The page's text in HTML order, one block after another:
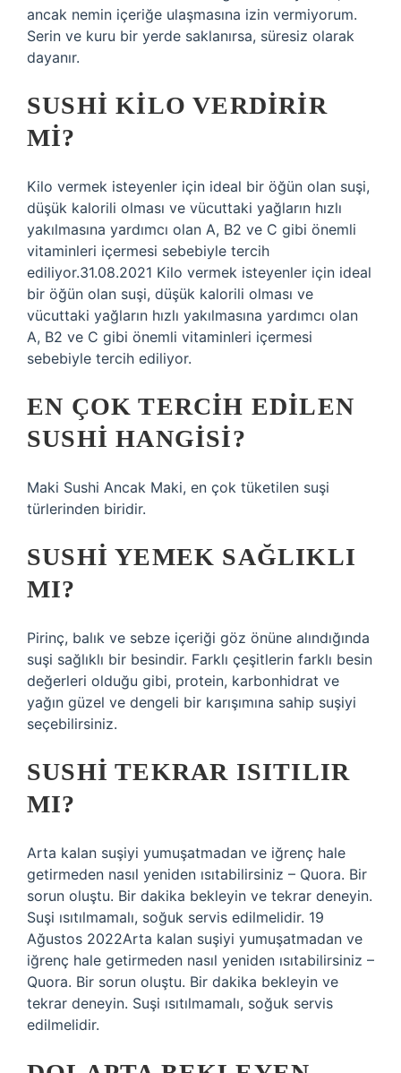
ancak nemin içeriğe ulaşmasına izin vermiyorum.
Serin ve kuru bir yerde saklanırsa, süresiz olarak
dayanır.
SUSHI KILO VERDIRIR
MI?
Kilo vermek isteyenler için ideal bir öğün olan suşi,
düşük kalorili olması ve vücuttaki yağların hızlı
yakılmasına yardımcı olan A, B2 ve C gibi önemli
vitaminleri içermesi sebebiyle tercih
ediliyor.31.08.2021 Kilo vermek isteyenler için ideal
bir öğün olan suşi, düşük kalorili olması ve
vücuttaki yağların hızlı yakılmasına yardımcı olan
A, B2 ve C gibi önemli vitaminleri içermesi
sebebiyle tercih ediliyor.
EN ÇOK TERCIH EDILEN
SUSHI HANGISI?
Maki Sushi Ancak Maki, en çok tüketilen suşi
türlerinden biridir.
SUSHI YEMEK SAĞLIKLI
MI?
Pirinç, balık ve sebze içeriği göz önüne alındığında
suşi sağlıklı bir besindir. Farklı çeşitlerin farklı besin
değerleri olduğu gibi, protein, karbonhidrat ve
yağın güzel ve dengeli bir karışımına sahip suşiyi
seçebilirsiniz.
SUSHI TEKRAR ISITILIR
MI?
Arta kalan suşiyi yumuşatmadan ve iğrenç hale
getirmeden nasıl yeniden ısıtabilirsiniz – Quora. Bir
sorun oluştu. Bir dakika bekleyin ve tekrar deneyin.
Suşi ısıtılmamalı, soğuk servis edilmelidir. 19
Ağustos 2022Arta kalan suşiyi yumuşatmadan ve
iğrenç hale getirmeden nasıl yeniden ısıtabilirsiniz –
Quora. Bir sorun oluştu. Bir dakika bekleyin ve
tekrar deneyin. Suşi ısıtılmamalı, soğuk servis
edilmelidir.